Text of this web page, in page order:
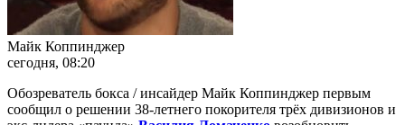
Майк Коппинджер
сегодня, 08:20
Обозреватель бокса / инсайдер Майк Коппинджер первым
сообщил о решении 38-летнего покорителя трёх дивизионов и